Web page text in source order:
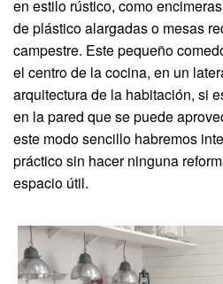
en estilo rústico, como
de plástico alargadas o mesas
campestre. Este pequeño
el centro de la cocina, en un
arquitectura de la habitación, si
en la pared que se puede
este modo sencillo habremos
práctico sin hacer ninguna
espacio útil.